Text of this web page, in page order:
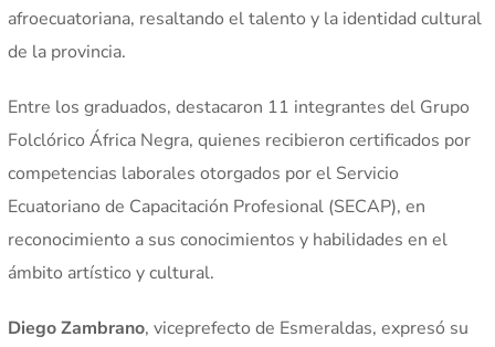
afroecuatoriana, resaltando el talento y la identidad cultural
de la provincia.
Entre los graduados, destacaron 11 integrantes del Grupo
Folclórico África Negra, quienes recibieron certificados por
competencias laborales otorgados por el Servicio
Ecuatoriano de Capacitación Profesional (SECAP), en
reconocimiento a sus conocimientos y habilidades en el
ámbito artístico y cultural.
Diego Zambrano, viceprefecto de Esmeraldas, expresó su